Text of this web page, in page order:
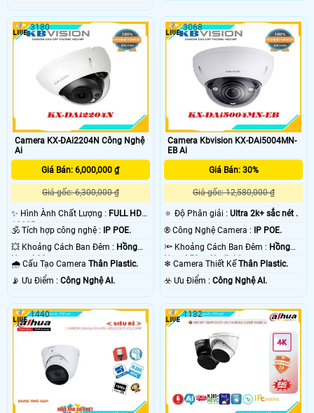
Camera KX-DAi2204N Công Nghệ
Ai
Giá Bán: 6,000,000 ₫
Giá gốc: 6,300,000 ₫
✨ Hình Ành Chất Lượng : FULL HD
1080P .
🕉️ Tích hợp công nghệ : IP POE.
💥 Khoảng Cách Ban Đêm : Hồng
Ngoại 30m .
🌧️ Cấu Tạo Camera Thân Plastic.
️📡 Ưu Điểm : Công Nghệ AI.
3180
Camera Kbvision KX-DAi5004MN-
EB Ai
Giá Bán: 30%
Giá gốc: 12,580,000 ₫
🔅 Độ Phân giải :Ultra 2k+ sắc nét .
®️ Công Nghệ Camera : IP POE.
🔦 Khoảng Cách Ban Đêm : Hồng
Ngoại 50m Starlight.
❄ Camera Thiết KếThân Plastic.
️☣️ Ưu Điểm :Công Nghệ AI.
3068
1440 1132